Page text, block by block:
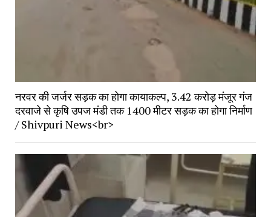
नरवर की जर्जर सड़क का होगा कायाकल्प, 3.42 करोड़ मंजूर गंज
दरवाजे से कृषि उपज मंडी तक 1400 मीटर सड़क का होगा निर्माण
/ Shivpuri News<br>